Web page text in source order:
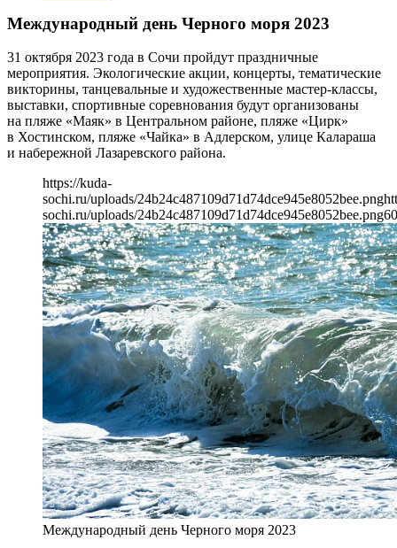
Международный день Черного моря 2023
31 октября 2023 года в Сочи пройдут праздничные
мероприятия. Экологические акции, концерты, тематические
викторины, танцевальные и художественные мастер-классы,
выставки, спортивные соревнования будут организованы
на пляже «Маяк» в Центральном районе, пляже «Цирк»
в Хостинском, пляже «Чайка» в Адлерском, улице Калараша
и набережной Лазаревского района.
https://kuda-
sochi.ru/uploads/24b24c487109d71d74dce945e8052bee.png
sochi.ru/uploads/24b24c487109d71d74dce945e8052bee.png
Международный день Черного моря 2023